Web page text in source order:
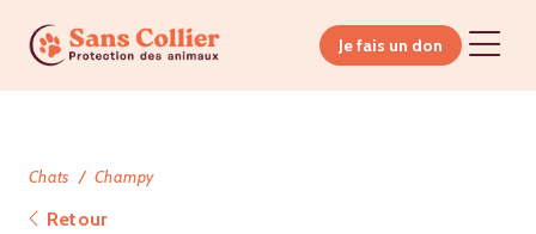
Je fais un don
Chats Champy
Retour